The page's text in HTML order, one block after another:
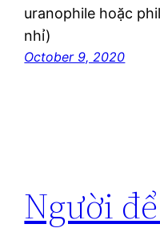
uranophile hoặc
nhỉ)
October 9, 2020
Người